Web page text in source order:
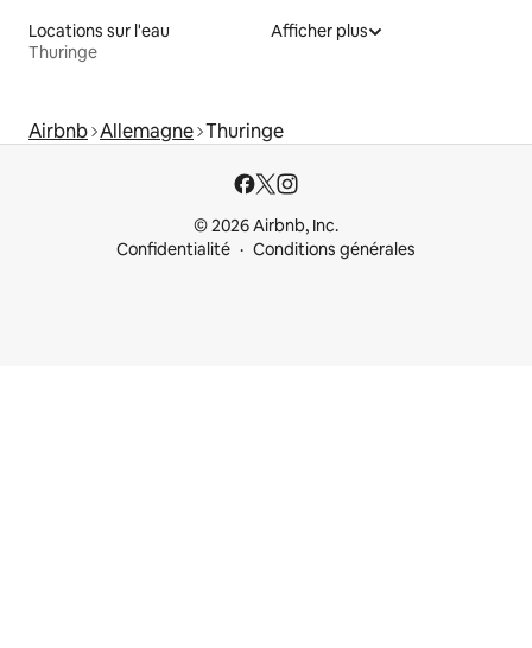
Locations sur l'eau
Thuringe
Afficher plus
Airbnb Allemagne Thuringe
© 2026 Airbnb, Inc.
Confidentialité
Conditions générales